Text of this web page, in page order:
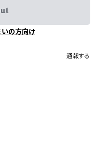
の方向け
通報する